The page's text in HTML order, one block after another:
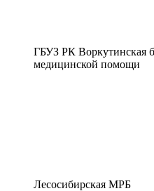
ГБУЗ РК Воркутинская
медицинской помощи
Лесосибирская МРБ